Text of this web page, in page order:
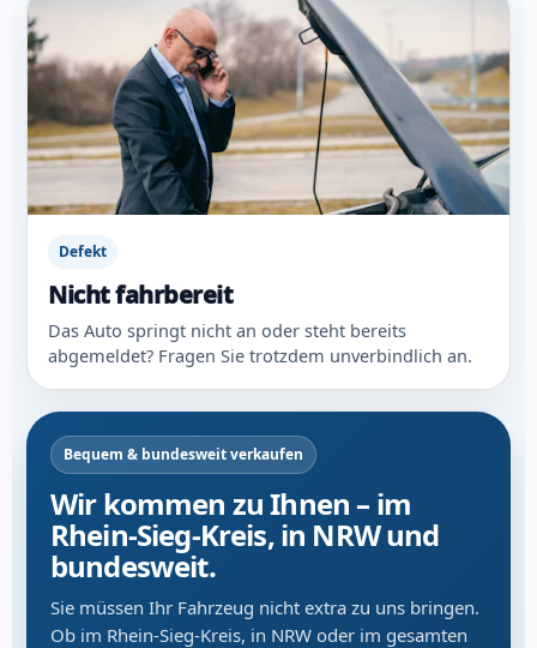
Defekt
Nicht fahrbereit
Das Auto springt nicht an oder steht bereits
abgemeldet? Fragen Sie trotzdem unverbindlich an.
Bequem & bundesweit verkaufen
Wir kommen zu Ihnen – im
Rhein-Sieg-Kreis, in NRW und
bundesweit.
Sie müssen Ihr Fahrzeug nicht extra zu uns bringen.
Ob im Rhein-Sieg-Kreis, in NRW oder im gesamten